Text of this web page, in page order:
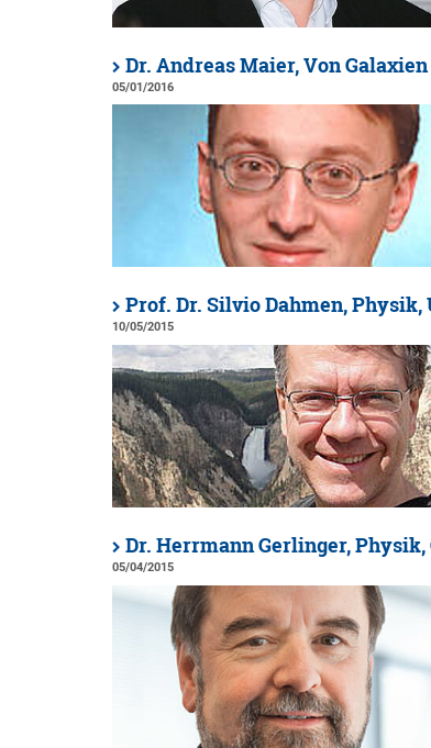
Dr. Andreas Maier, Von
05/01/2016
Prof. Dr. Silvio Dahmen,
10/05/2015
Dr. Herrmann Gerlinger, Physik,
05/04/2015